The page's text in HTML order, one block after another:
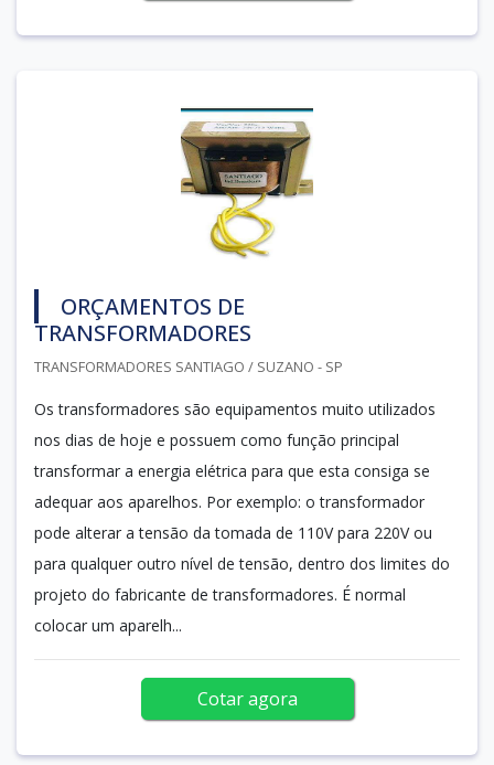
ORÇAMENTOS DE
TRANSFORMADORES
TRANSFORMADORES SANTIAGO / SUZANO - SP
Os transformadores são equipamentos muito utilizados
nos dias de hoje e possuem como função principal
transformar a energia elétrica para que esta consiga se
adequar aos aparelhos. Por exemplo: o transformador
pode alterar a tensão da tomada de 110V para 220V ou
para qualquer outro nível de tensão, dentro dos limites do
projeto do fabricante de transformadores. É normal
colocar um aparelh...
Cotar agora